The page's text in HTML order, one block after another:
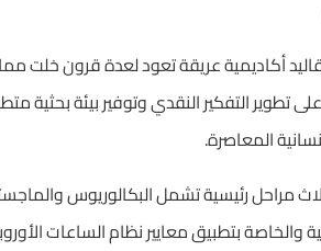
أكاديمية عريقة تعود لعدة قرون خلت
تطوير التفكير النقدي وتوفير بيئة بحثية
المعاصرة.
مراحل رئيسية تشمل البكالوريوس
والخاصة بتطبيق معايير نظام الساعات